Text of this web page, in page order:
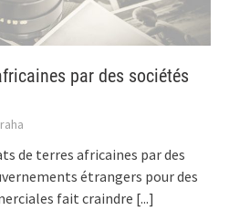
par des sociétés
de terres africaines par des
étrangers pour des
fait craindre [...]